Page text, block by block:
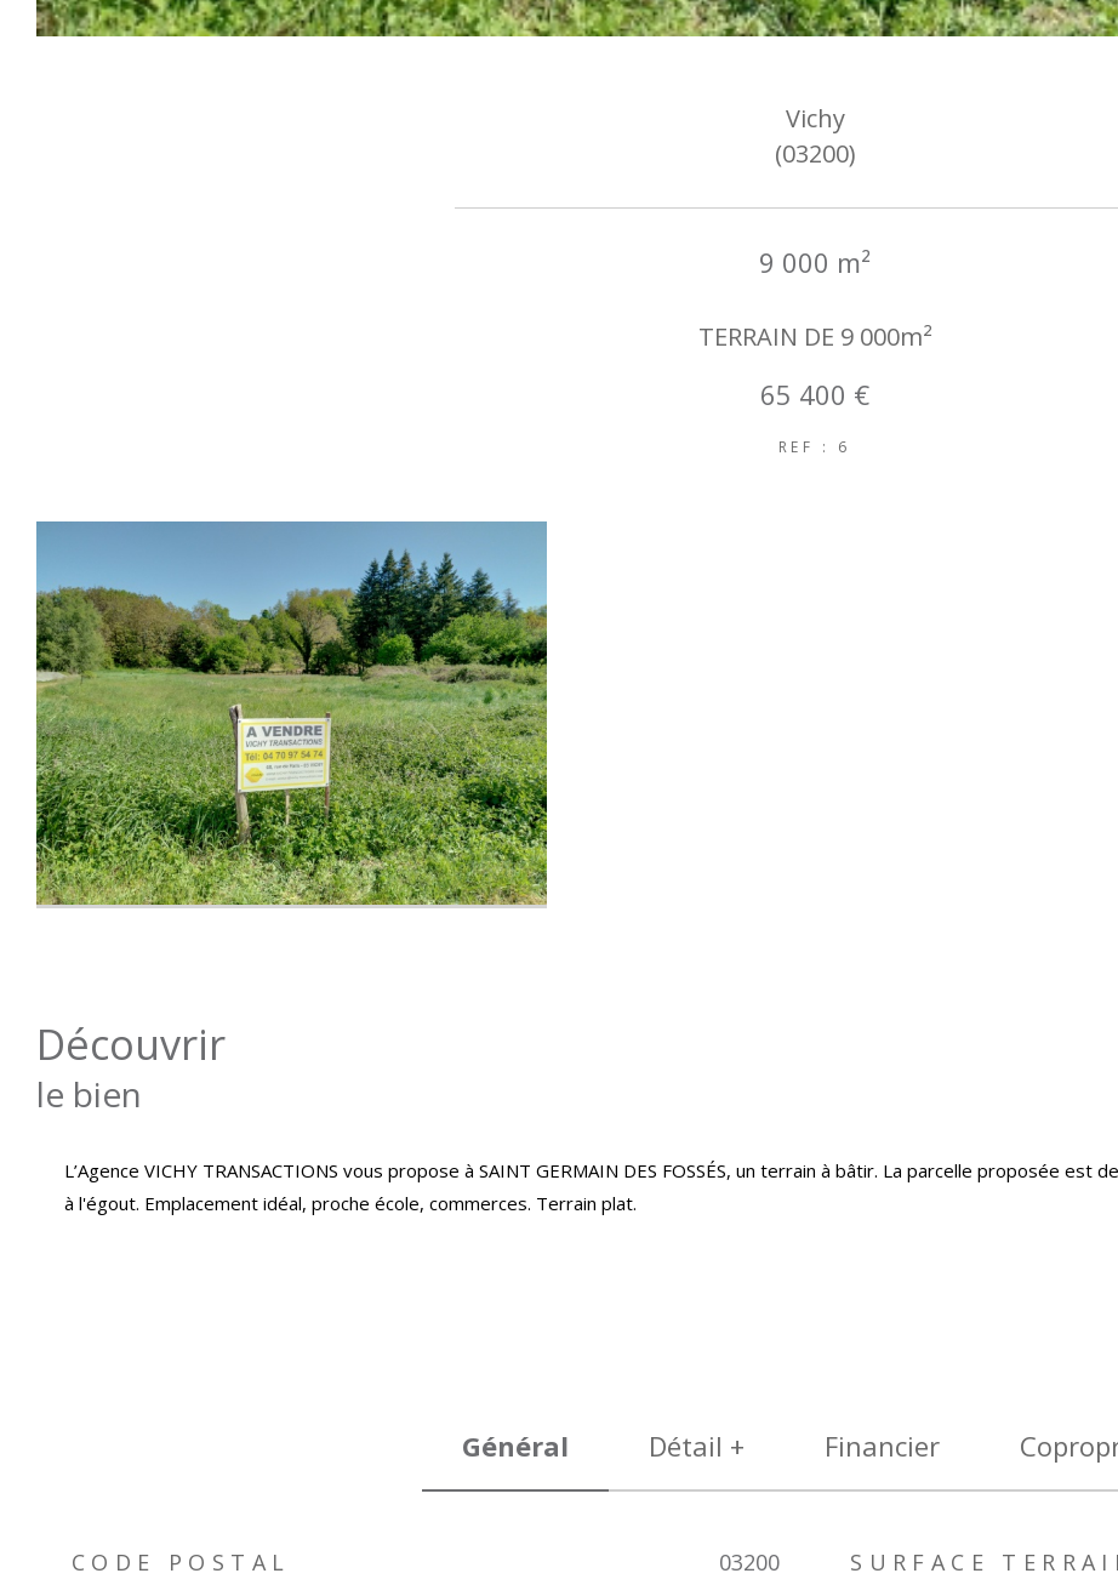
Vichy
(03200)
9 000 m²
TERRAIN DE 9 000m²
65 400 €
REF : 6
découvrir
le bien
L’Agence VICHY TRANSACTIONS vous propose à SAINT GERMAIN DES FOSSÉS, un terrain à bâtir. La parcelle proposée
à l'égout. Emplacement idéal, proche école, commerces. Terrain plat.
Général Détail + Financier
TRAD_ZEPHYR_Caracteristique
CODE POSTAL 03200 SURFACE